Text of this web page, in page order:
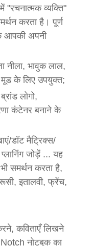
व्यक्ति"
करता है। पूर्ण
आपकी अपनी
नीला, भावुक लाल,
मूड के लिए उपयुक्त;
लोगो,
कंटेनर बनाने के
डॉट मैट्रिक्स/
जोड़ें ... यह
समर्थन करता है,
इतालवी, फ्रेंच,
कविताएँ लिखने
Notch नोटबुक का